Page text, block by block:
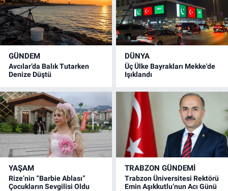
GÜNDEM
Avcılar’da Balık Tutarken
Denize Düştü
DÜNYA
Üç Ülke Bayrakları Mekke'de
Işıklandı
YAŞAM
Rize’nin “Barbie Ablası”
Çocukların Sevgilisi Oldu
TRABZON GÜNDEMİ
Trabzon Üniversitesi Rektörü
Emin Aşıkkutlu’nun Acı Günü